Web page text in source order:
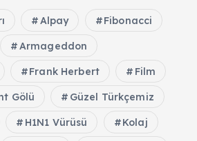
Alpay Fibonacci
Armageddon
Frank Herbert Film
Gölü Güzel Türkçemiz
H1N1 Vürüsü Kolaj